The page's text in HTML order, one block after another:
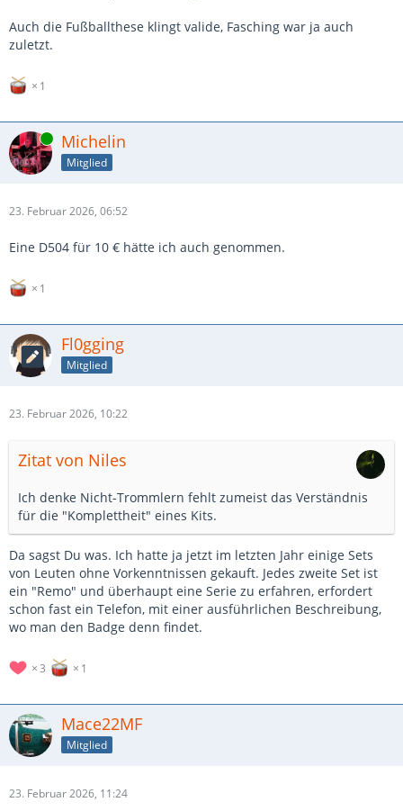
Auch die Fußballthese klingt valide, Fasching war ja auch
zuletzt.
1
Online Michelin
Mitglied
23. Februar 2026, 06:52
Eine D504 für 10 € hätte ich auch genommen.
1
Fl0gging
Mitglied
23. Februar 2026, 10:22
Zitat von Niles
Ich denke Nicht-Trommlern fehlt zumeist das Verständnis
für die "Komplettheit" eines Kits.
Da sagst Du was. Ich hatte ja jetzt im letzten Jahr einige Sets
von Leuten ohne Vorkenntnissen gekauft. Jedes zweite Set ist
ein "Remo" und überhaupt eine Serie zu erfahren, erfordert
schon fast ein Telefon, mit einer ausführlichen Beschreibung,
wo man den Badge denn findet.
3 1
Mace22MF
Mitglied
23. Februar 2026, 11:24